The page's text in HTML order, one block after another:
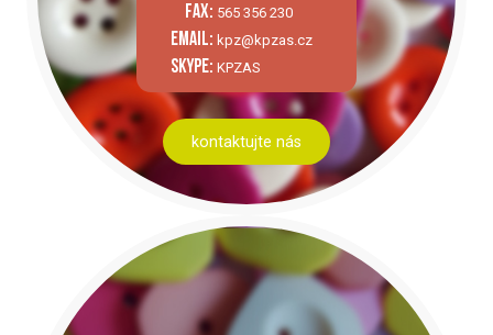
fax: 565 356 230
email: kpz@kpzas.cz
skype: KPZAS
kontaktujte nás